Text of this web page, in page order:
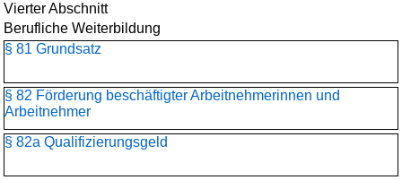
Vierter Abschnitt
Berufliche Weiterbildung
§ 81 Grundsatz
§ 82 Förderung beschäftigter Arbeitnehmerinnen und
Arbeitnehmer
§ 82a Qualifizierungsgeld